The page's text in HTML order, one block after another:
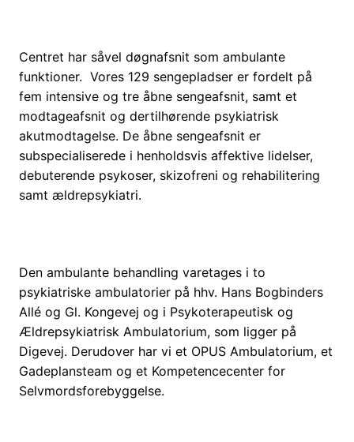
Centret har såvel døgnafsnit som ambulante
funktioner. Vores 129 sengepladser er fordelt på
fem intensive og tre åbne sengeafsnit, samt et
modtageafsnit og dertilhørende psykiatrisk
akutmodtagelse. De åbne sengeafsnit er
subspecialiserede i henholdsvis affektive lidelser,
debuterende psykoser, skizofreni og rehabilitering
samt ældrepsykiatri.
Den ambulante behandling varetages i to
psykiatriske ambulatorier på hhv. Hans Bogbinders
Allé og Gl. Kongevej og i Psykoterapeutisk og
Ældrepsykiatrisk Ambulatorium, som ligger på
Digevej. Derudover har vi et OPUS Ambulatorium, et
Gadeplansteam og et Kompetencecenter for
Selvmordsforebyggelse.